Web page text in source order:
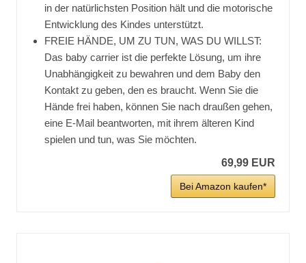
in der natürlichsten Position hält und die motorische
Entwicklung des Kindes unterstützt.
FREIE HÄNDE, UM ZU TUN, WAS DU WILLST:
Das baby carrier ist die perfekte Lösung, um ihre
Unabhängigkeit zu bewahren und dem Baby den
Kontakt zu geben, den es braucht. Wenn Sie die
Hände frei haben, können Sie nach draußen gehen,
eine E-Mail beantworten, mit ihrem älteren Kind
spielen und tun, was Sie möchten.
69,99 EUR
Bei Amazon kaufen*